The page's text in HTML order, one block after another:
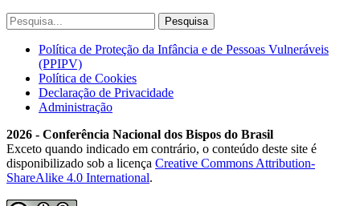
Política de Proteção da Infância e de Pessoas Vulneráveis
(PPIPV)
Política de Cookies
Declaração de Privacidade
Administração
2026 - Conferência Nacional dos Bispos do Brasil
Exceto quando indicado em contrário, o conteúdo deste site é
disponibilizado sob a licença Creative Commons Attribution-
ShareAlike 4.0 International.